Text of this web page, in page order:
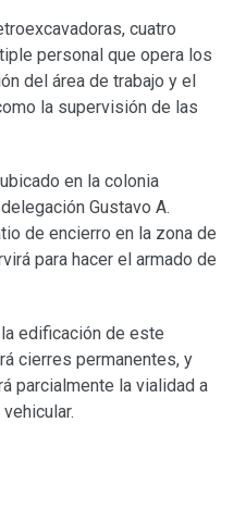
cuatro
personal que opera los
del área de trabajo y el
la supervisión de las
en la colonia
Gustavo A.
de encierro en la zona de
para hacer el armado de
edificación de este
cierres permanentes, y
parcialmente la vialidad a